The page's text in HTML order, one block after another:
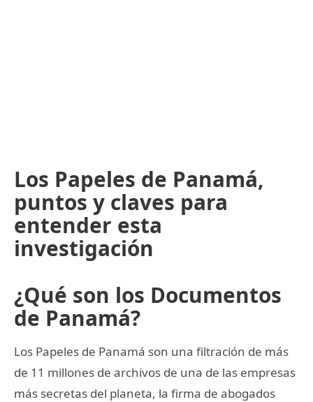
Los Papeles de Panamá,
puntos y claves para
entender esta
investigación
¿Qué son los Documentos
de Panamá?
Los Papeles de Panamá son una filtración de más
de 11 millones de archivos de una de las empresas
más secretas del planeta, la firma de abogados